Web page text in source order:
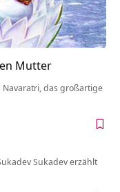
Mutter
Navaratri, das großartige
Sukadev erzählt